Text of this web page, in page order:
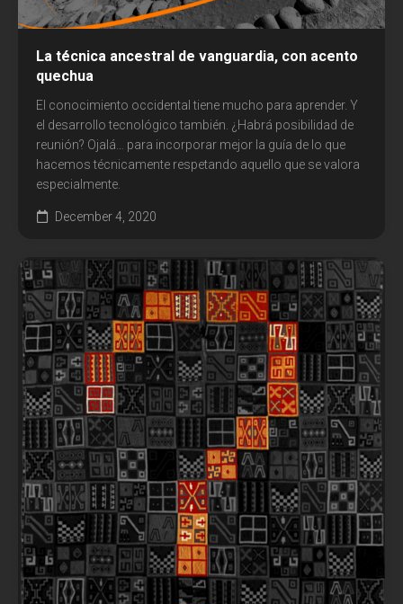
La técnica ancestral de vanguardia, con acento
quechua
El conocimiento occidental tiene mucho para aprender. Y
el desarrollo tecnológico también. ¿Habrá posibilidad de
reunión? Ojalá… para incorporar mejor la guía de lo que
hacemos técnicamente respetando aquello que se valora
especialmente.
December 4, 2020